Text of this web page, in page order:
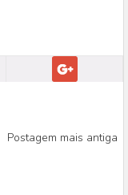
Postagem mais antiga